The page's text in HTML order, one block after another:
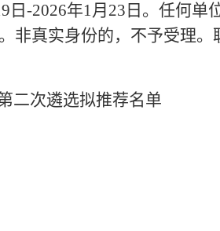
日-2026年1月23日。任何
真实身份的，不予受理。
二次遴选拟推荐名单